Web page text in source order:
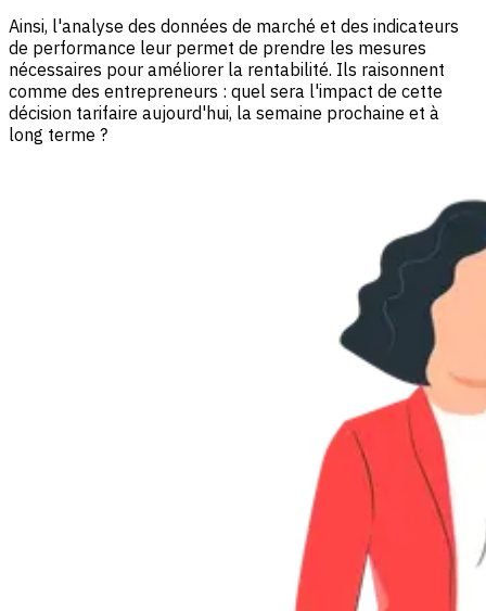
Ainsi, l'analyse des données de marché et des indicateurs
de performance leur permet de prendre les mesures
nécessaires pour améliorer la rentabilité. Ils raisonnent
comme des entrepreneurs : quel sera l'impact de cette
décision tarifaire aujourd'hui, la semaine prochaine et à
long terme ?